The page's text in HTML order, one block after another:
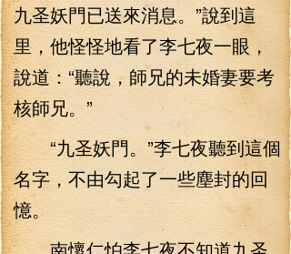
九圣妖門已送來消息。”說到這
里，他怪怪地看了李七夜一眼，
說道：“聽說，師兄的未婚妻要考
核師兄。”
“九圣妖門。”李七夜聽到這個
名字，不由勾起了一些塵封的回
憶。